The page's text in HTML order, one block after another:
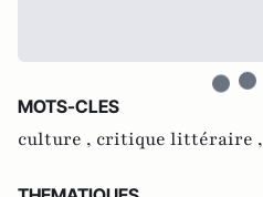
MOTS-CLES
culture , critique littéraire ,